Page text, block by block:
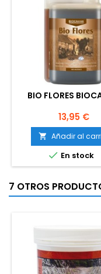
BIO FLORES
Precio
13,95 €
 Añadir al
 En stock
7 OTROS